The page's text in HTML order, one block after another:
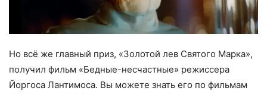
Но всё же главный приз, «Золотой лев Святого Марка»,
получил фильм «Бедные-несчастные» режиссера
Йоргоса Лантимоса. Вы можете знать его по фильмам